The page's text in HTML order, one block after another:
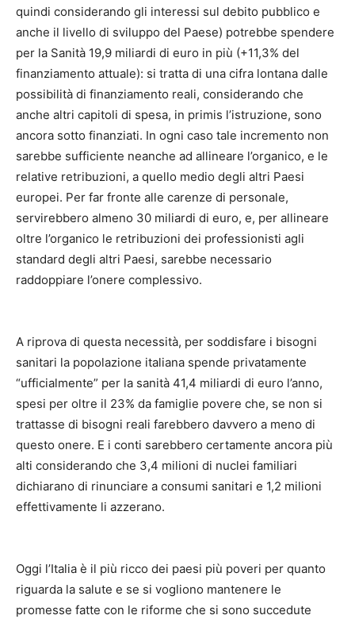
quindi considerando gli interessi sul debito pubblico e
anche il livello di sviluppo del Paese) potrebbe spendere
per la Sanità 19,9 miliardi di euro in più (+11,3% del
finanziamento attuale): si tratta di una cifra lontana dalle
possibilità di finanziamento reali, considerando che
anche altri capitoli di spesa, in primis l’istruzione, sono
ancora sotto finanziati. In ogni caso tale incremento non
sarebbe sufficiente neanche ad allineare l’organico, e le
relative retribuzioni, a quello medio degli altri Paesi
europei. Per far fronte alle carenze di personale,
servirebbero almeno 30 miliardi di euro, e, per allineare
oltre l’organico le retribuzioni dei professionisti agli
standard degli altri Paesi, sarebbe necessario
raddoppiare l’onere complessivo.
A riprova di questa necessità, per soddisfare i bisogni
sanitari la popolazione italiana spende privatamente
“ufficialmente” per la sanità 41,4 miliardi di euro l’anno,
spesi per oltre il 23% da famiglie povere che, se non si
trattasse di bisogni reali farebbero davvero a meno di
questo onere. E i conti sarebbero certamente ancora più
alti considerando che 3,4 milioni di nuclei familiari
dichiarano di rinunciare a consumi sanitari e 1,2 milioni
effettivamente li azzerano.
Oggi l’Italia è il più ricco dei paesi più poveri per quanto
riguarda la salute e se si vogliono mantenere le
promesse fatte con le riforme che si sono succedute